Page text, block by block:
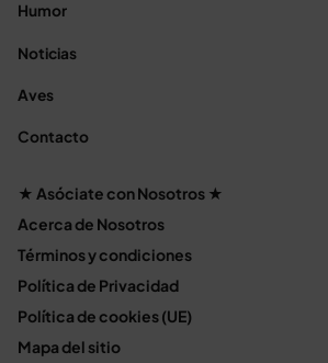
Humor
Noticias
Aves
Contacto
★ Asóciate con Nosotros ★
Acerca de Nosotros
Términos y condiciones
Política de Privacidad
Política de cookies (UE)
Mapa del sitio